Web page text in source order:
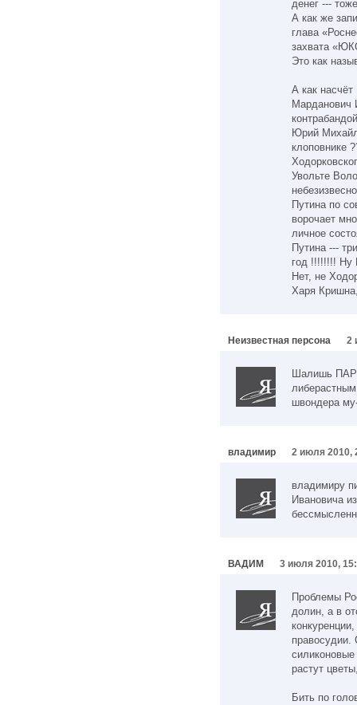
денег ---
А как же
глава
захвата
Это как
А как насчёт
Марданович
Юрий
клоповнике
Увольте
Путина по
ворочает
личное
Путина ---
год !!!!!!!! Ну
Нет, не
Харя
Неизвестная персона 2
Шалишь
швондера
владимир 2 июля 2010,
владимиру
Ивановича
ВАДИМ 3 июля 2010,
Проблемы
долин, а в
правосудии.
растут
Бить по